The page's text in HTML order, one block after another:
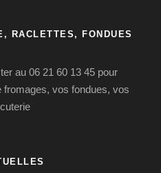
RACLETTES, FONDUES
au 06 21 60 13 45 pour
vos fondues, vos